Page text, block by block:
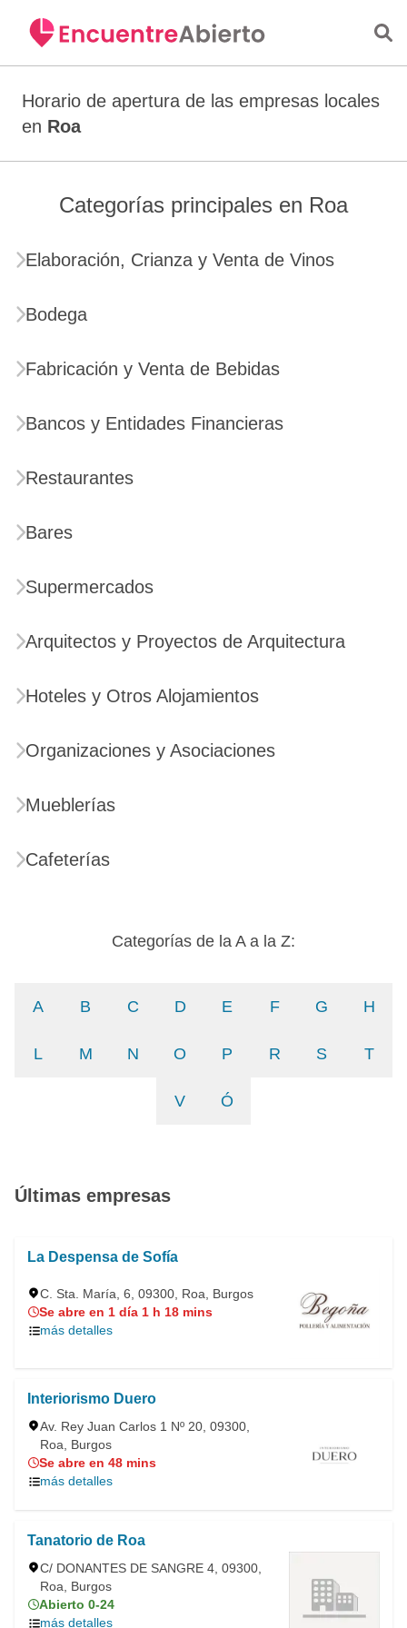
Horario de apertura de las empresas locales
en Roa
Categorías principales en Roa
Elaboración, Crianza y Venta de Vinos
Bodega
Fabricación y Venta de Bebidas
Bancos y Entidades Financieras
Restaurantes
Bares
Supermercados
Arquitectos y Proyectos de Arquitectura
Hoteles y Otros Alojamientos
Organizaciones y Asociaciones
Mueblerías
Cafeterías
Categorías de la A a la Z:
A B C D E F G H
L M N O P R S T
V Ó
Últimas empresas
La Despensa de Sofía
C. Sta. María, 6, 09300, Roa, Burgos
Se abre en 1 día 1 h 18 mins
más detalles
Interiorismo Duero
Av. Rey Juan Carlos 1 Nº 20, 09300,
Roa, Burgos
Se abre en 48 mins
más detalles
Tanatorio de Roa
C/ DONANTES DE SANGRE 4, 09300,
Roa, Burgos
Abierto 0-24
más detalles